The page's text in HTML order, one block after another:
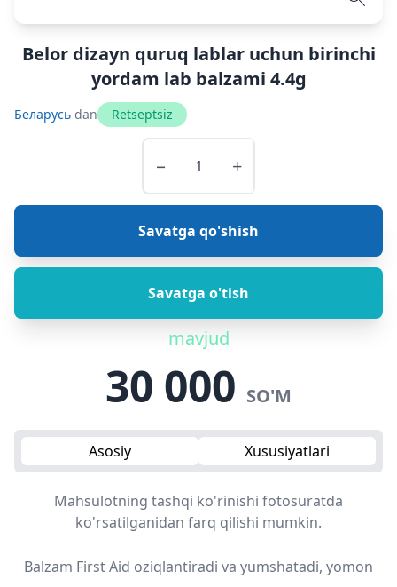
Belor dizayn quruq lablar uchun birinchi
yordam lab balzami 4.4g
Беларусь dan Retseptsiz
− +
Savatga qo'shish
Savatga o'tish
mavjud
30 000 SO'M
Asosiy Xususiyatlari
Mahsulotning tashqi ko'rinishi fotosuratda
ko'rsatilganidan farq qilishi mumkin.
Balzam First Aid oziqlantiradi va yumshatadi, yomon